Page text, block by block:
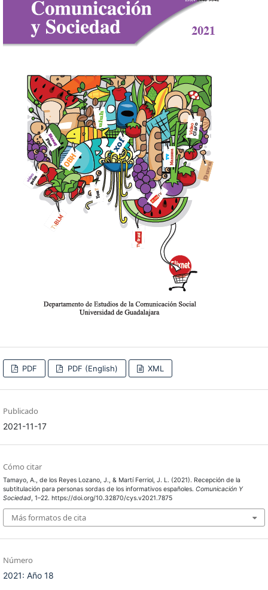
PDF PDF (English) XML
Publicado
2021-11-17
Cómo citar
Tamayo, A., de los Reyes Lozano, J., & Martí Ferriol, J. L. (2021). Recepción de la
subtitulación para personas sordas de los informativos españoles. Comunicación Y
Sociedad, 1–22. https://doi.org/10.32870/cys.v2021.7875
Más formatos de cita
Número
2021: Año 18